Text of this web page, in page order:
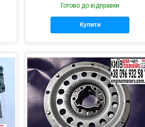
Готово до відправки
Купити